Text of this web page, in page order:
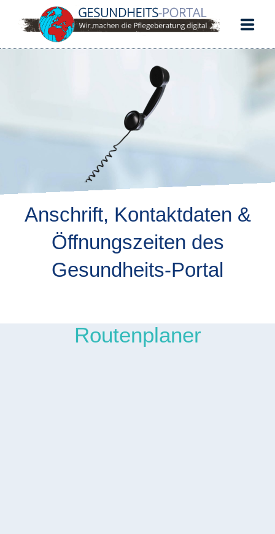
Anschrift, Kontaktdaten &
Öffnungszeiten des
Gesundheits-Portal
Routenplaner